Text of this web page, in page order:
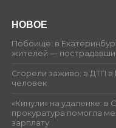
НОВОЕ
Побоище: в
жителей —
Сгорели заживо: в ДТП
человек
«Кинули» на удаленке: в
прокуратура помогла
зарплату